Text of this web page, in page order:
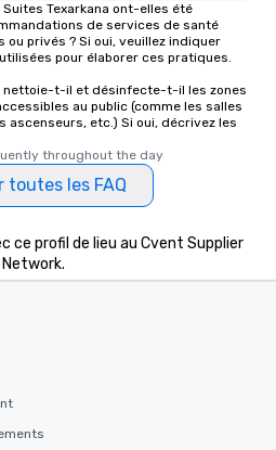
Texarkana ont-elles été
de services de santé
privés ? Si oui, veuillez indiquer
pour élaborer ces pratiques.
nettoie-t-il et désinfecte-t-il les zones
au public (comme les salles
ascenseurs, etc.) Si oui, décrivez les
throughout the day
toutes les FAQ
ce profil de lieu au Cvent Supplier
Network.